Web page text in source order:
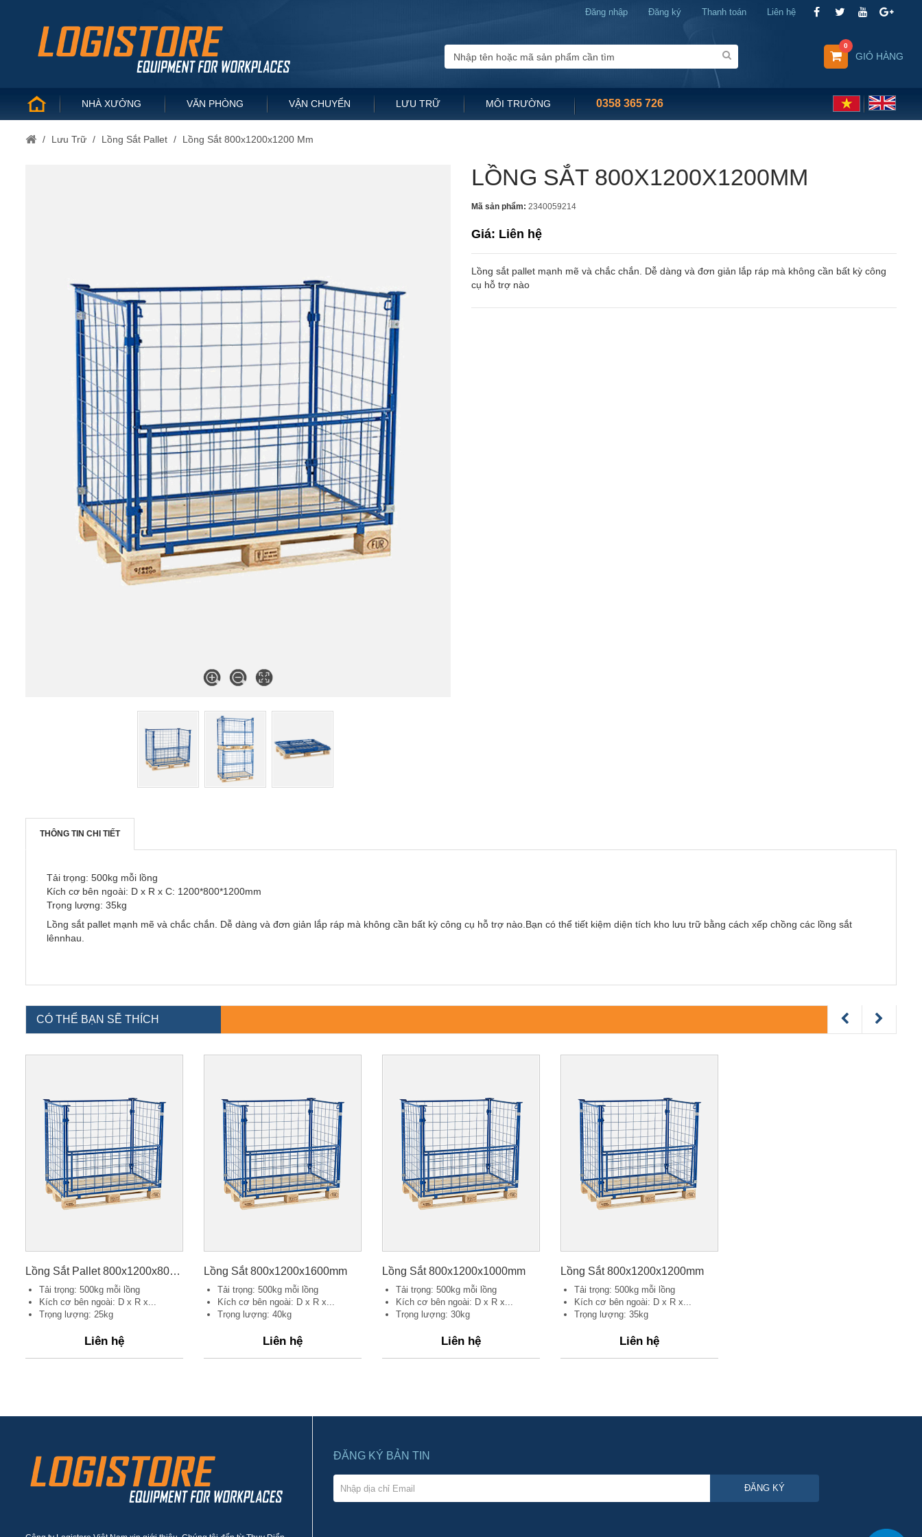
Liên hệ
Thanh toán
Đăng ký
Đăng nhập
GIỎ HÀNG
0
NHÀ XƯỞNG VĂN PHÒNG VẬN CHUYỂN LƯU TRỮ MÔI TRƯỜNG 0358 365 726
/ Lưu Trữ / Lồng Sắt Pallet / Lồng Sắt 800x1200x1200 Mm
LỒNG SẮT 800X1200X1200MM
Mã sản phẩm: 2340059214
Giá: Liên hệ
Lồng sắt pallet mạnh mẽ và chắc chắn. Dễ dàng và đơn giản lắp ráp mà không cần bất kỳ công
cụ hỗ trợ nào
THÔNG TIN CHI TIẾT
Tải trọng: 500kg mỗi lồng
Kích cơ bên ngoài: D x R x C: 1200*800*1200mm
Trọng lượng: 35kg
Lồng sắt pallet mạnh mẽ và chắc chắn. Dễ dàng và đơn giản lắp ráp mà không cần bất kỳ công cụ hỗ trợ nào.Bạn có thể tiết kiệm diện tích kho lưu trữ bằng cách xếp chồng các lồng sắt
lênnhau.
CÓ THỂ BẠN SẼ THÍCH
Lồng Sắt Pallet 800x1200x800mm
Tải trọng: 500kg mỗi lồng
Kích cơ bên ngoài: D x R x...
Trọng lượng: 25kg
Liên hệ
Lồng Sắt 800x1200x1600mm
Tải trọng: 500kg mỗi lồng
Kích cơ bên ngoài: D x R x...
Trọng lượng: 40kg
Liên hệ
Lồng Sắt 800x1200x1000mm
Tải trọng: 500kg mỗi lồng
Kích cơ bên ngoài: D x R x...
Trọng lượng: 30kg
Liên hệ
Lồng Sắt 800x1200x1200mm
Tải trọng: 500kg mỗi lồng
Kích cơ bên ngoài: D x R x...
Trọng lượng: 35kg
Liên hệ
ĐĂNG KÝ BẢN TIN
ĐĂNG KÝ